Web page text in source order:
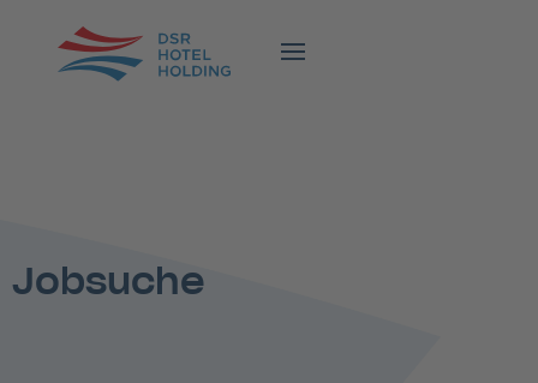
Jobsuche